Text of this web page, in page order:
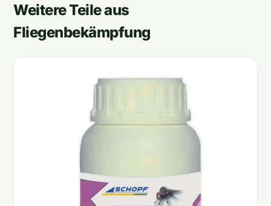
Weitere Teile aus
Fliegenbekämpfung